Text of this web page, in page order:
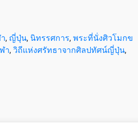
, ญี่ปุ่น, นิทรรศการ, พระที่นั่งศิวโมกข
า, วิถีแห่งศรัทธาจากศิลปทัศน์ญี่ปุ่น,